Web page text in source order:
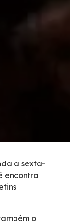
a sexta-
encontra
o